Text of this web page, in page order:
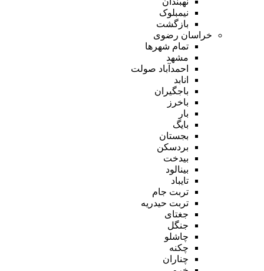
نیمبلوک
بازگشت
خراسان رضوی
تمام شهر‌ها
مشهد
احمدآباد صولت
انابد
باجگیران
باخرز
بار
بایگ
بجستان
بردسکن
بیدخت
بینالود
تایباد
تربت جام
تربت حیدریه
جغتای
جنگل
چاشلو
چکنه
چناران